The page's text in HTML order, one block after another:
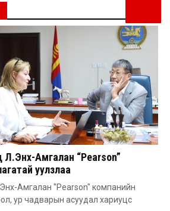
Амгалан “Pearson”
уулзлаа
Амгалан "Pearson" компанийн
ур чадварын асуудал хариуцс